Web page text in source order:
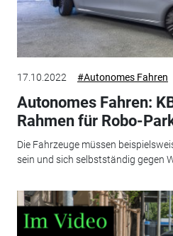
17.10.2022 #Autonomes Fahren
Autonomes Fahren:
Rahmen für Robo-
Die Fahrzeuge müssen
sein und sich selbstständig gegen